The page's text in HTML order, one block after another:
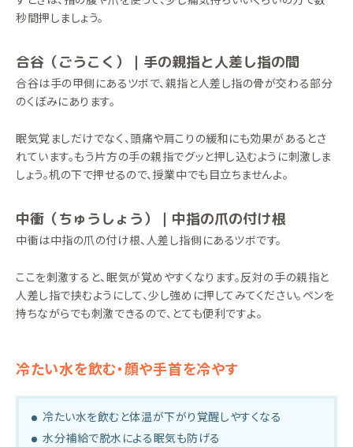
秒間押しましょう。
合谷（ごうこく）｜手の親指と人差し指の間
合谷は手の甲側にあるツボで、親指と人差し指の骨が交わる部分
のくぼみにあります。
眠気覚ましだけでなく、頭痛や肩こりの緩和にも効果があるとさ
れています。もう片方の手の親指でグッと押し込むように刺激しま
しょう。机の下で押せるので、授業中でも目立ちませんよ。
中衝（ちゅうしょう）｜中指の爪の付け根
中衝は中指の爪の付け根、人差し指側にあるツボです。
ここを刺激すると、眠気が覚めやすくなります。反対の手の親指と
人差し指で挟むようにして、少し強めに押してみてください。ペンを
持ちながらでも刺激できるので、とても便利ですよ。
冷たい水を飲む・顔や手首を冷やす
冷たい水を飲むと体温が下がり覚醒しやすくなる
水分補給で脱水による眠気も防げる